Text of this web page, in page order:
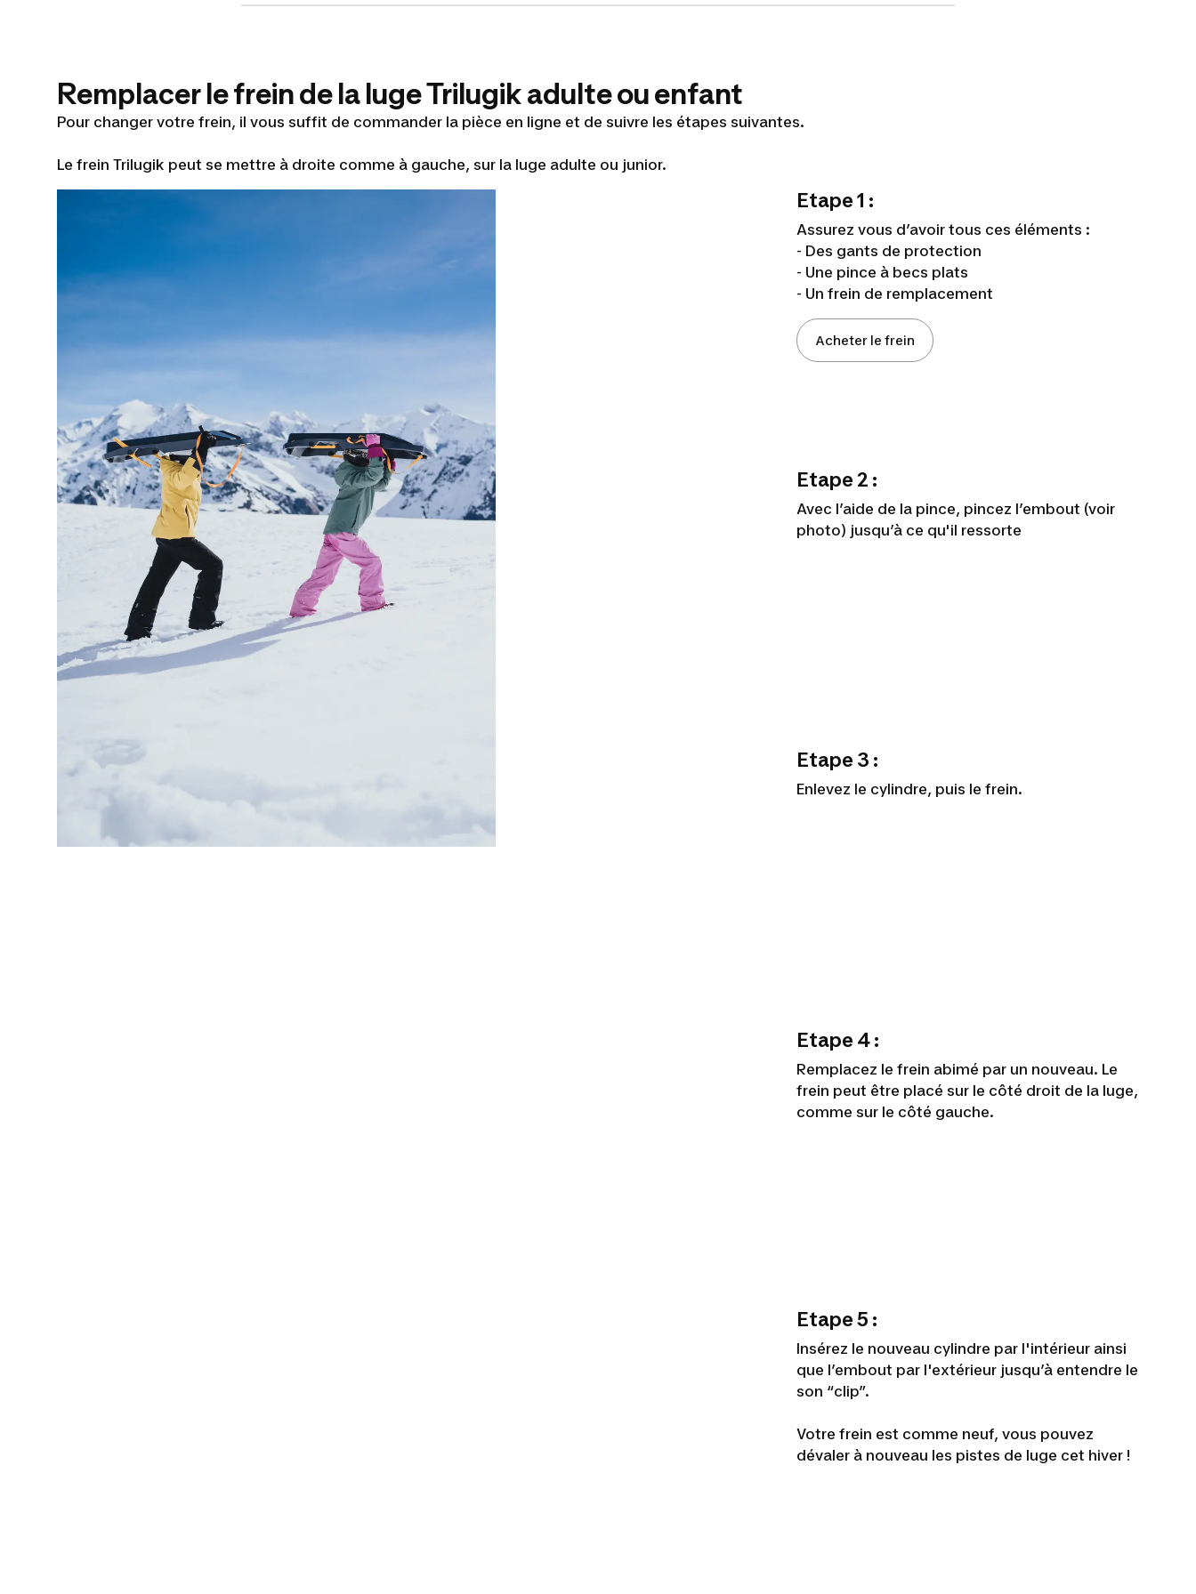
Remplacer le frein de la luge Trilugik adulte ou enfant
Pour changer votre frein, il vous suffit de commander la pièce en ligne et de suivre les étapes suivantes.
Le frein Trilugik peut se mettre à droite comme à gauche, sur la luge adulte ou junior.
Etape 1 :
Assurez vous d’avoir tous ces éléments :
- Des gants de protection
- Une pince à becs plats
- Un frein de remplacement
Acheter le frein
Etape 2 :
Avec l’aide de la pince, pincez l’embout (voir
photo) jusqu’à ce qu'il ressorte
Etape 3 :
Enlevez le cylindre, puis le frein.
Etape 4 :
Remplacez le frein abimé par un nouveau. Le
frein peut être placé sur le côté droit de la luge,
comme sur le côté gauche.
Etape 5 :
Insérez le nouveau cylindre par l'intérieur ainsi
que l’embout par l'extérieur jusqu’à entendre le
son “clip”.
Votre frein est comme neuf, vous pouvez
dévaler à nouveau les pistes de luge cet hiver !